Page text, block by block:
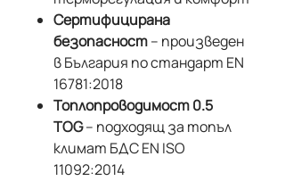
Сертифицирана
безопасност– произведен
в България по стандарт EN
16781:2018
Топлопроводимост 0.5
TOG– подходящ за топъл
климат БДС EN ISO
11092:2014